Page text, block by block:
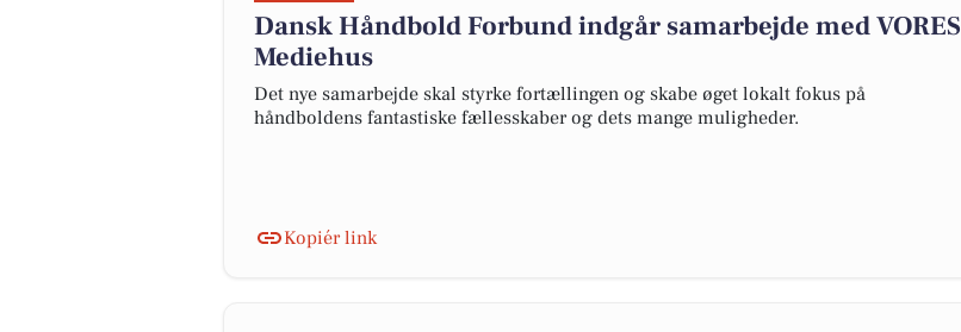
Dansk Håndbold Forbund indgår samarbejde med VORES
Mediehus
Det nye samarbejde skal styrke fortællingen og skabe øget lokalt fokus på
håndboldens fantastiske fællesskaber og dets mange muligheder.
Kopiér link